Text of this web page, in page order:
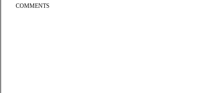
COMMENTS